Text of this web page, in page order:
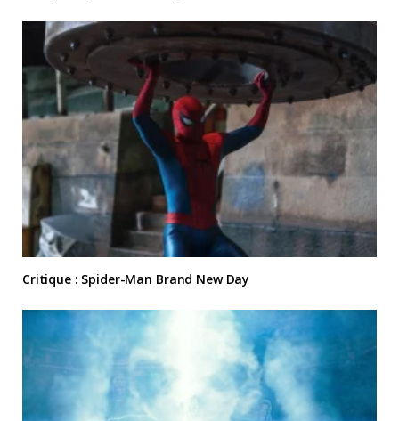
Critique : Spider-Man Brand New Day